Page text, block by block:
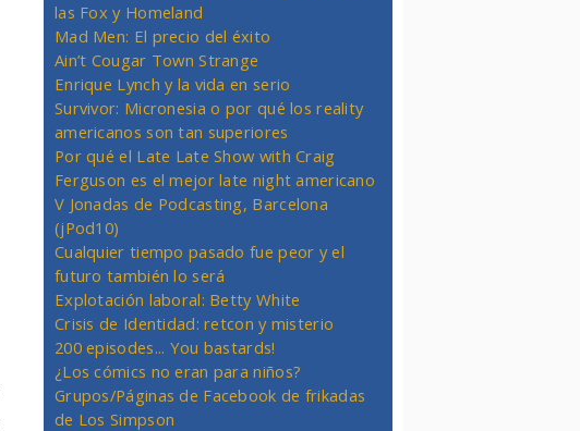
las Fox y Homeland
Mad Men: El precio del éxito
Ain’t Cougar Town Strange
Enrique Lynch y la vida en serio
Survivor: Micronesia o por qué los reality
americanos son tan superiores
Por qué el Late Late Show with Craig
Ferguson es el mejor late night americano
V Jonadas de Podcasting, Barcelona
(jPod10)
Cualquier tiempo pasado fue peor y el
futuro también lo será
Explotación laboral: Betty White
Crisis de Identidad: retcon y misterio
200 episodes... You bastards!
¿Los cómics no eran para niños?
Grupos/Páginas de Facebook de frikadas
de Los Simpson